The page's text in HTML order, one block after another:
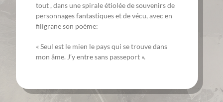
tout , dans une spirale étiolée de souvenirs de
personnages fantastiques et de vécu, avec en
filigrane son poème:
« Seul est le mien le pays qui se trouve dans
mon âme. J’y entre sans passeport ».